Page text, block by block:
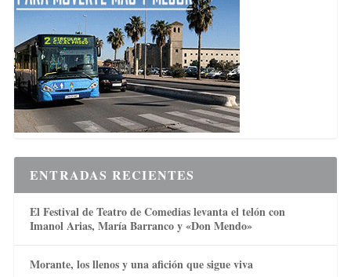
ENTRADAS RECIENTES
El Festival de Teatro de Comedias levanta el telón con
Imanol Arias, María Barranco y «Don Mendo»
Morante, los llenos y una afición que sigue viva